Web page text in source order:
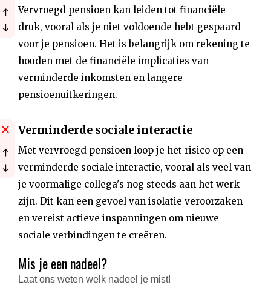
Vervroegd pensioen kan leiden tot financiële
druk, vooral als je niet voldoende hebt gespaard
voor je pensioen. Het is belangrijk om rekening te
houden met de financiële implicaties van
verminderde inkomsten en langere
pensioenuitkeringen.
Verminderde sociale interactie
Met vervroegd pensioen loop je het risico op een
verminderde sociale interactie, vooral als veel van
je voormalige collega's nog steeds aan het werk
zijn. Dit kan een gevoel van isolatie veroorzaken
en vereist actieve inspanningen om nieuwe
sociale verbindingen te creëren.
Mis je een nadeel?
Laat ons weten welk nadeel je mist!